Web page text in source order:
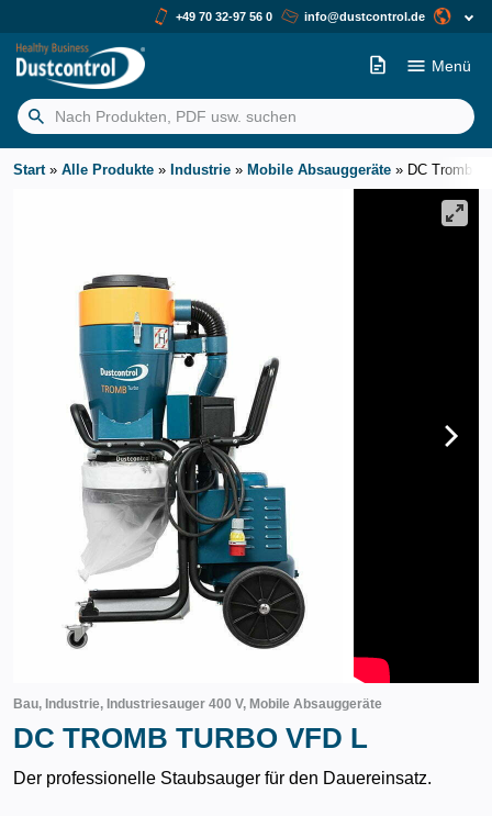
+49 70 32-97 56 0 info@dustcontrol.de
Suchen
nach:
Menü
Start» Alle Produkte » Industrie » Mobile Absauggeräte » DC Tromb
Bau, Industrie, Industriesauger 400 V, Mobile Absauggeräte
DC TROMB TURBO VFD L
Der professionelle Staubsauger für den Dauereinsatz.